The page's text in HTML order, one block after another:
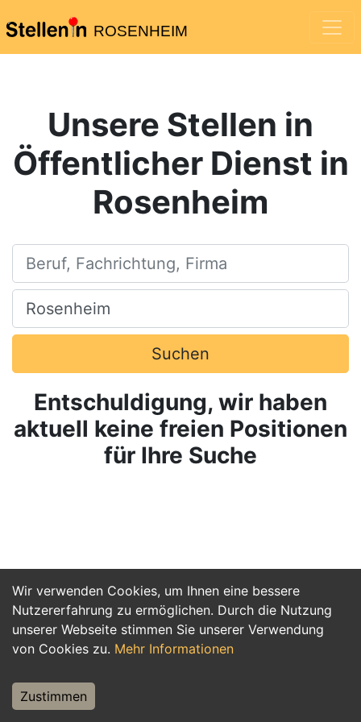
ROSENHEIM
Wir verwenden Cookies, um Ihnen eine bessere
Nutzererfahrung zu ermöglichen. Durch die Nutzung
unserer Webseite stimmen Sie unserer Verwendung
von Cookies zu. Mehr Informationen
Zustimmen
Unsere Stellen in
Öffentlicher Dienst in
Rosenheim
Beruf, Fachrichtung, Firma
Ort, Stadt
Suchen
Entschuldigung, wir haben
aktuell keine freien Positionen
für Ihre Suche